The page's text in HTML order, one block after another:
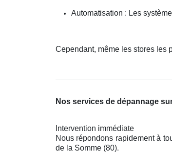
Automatisation : Les
Cependant, même les stores les
Nos services de dépannage
Intervention immédiate
Nous répondons rapidement à
de la Somme (80).